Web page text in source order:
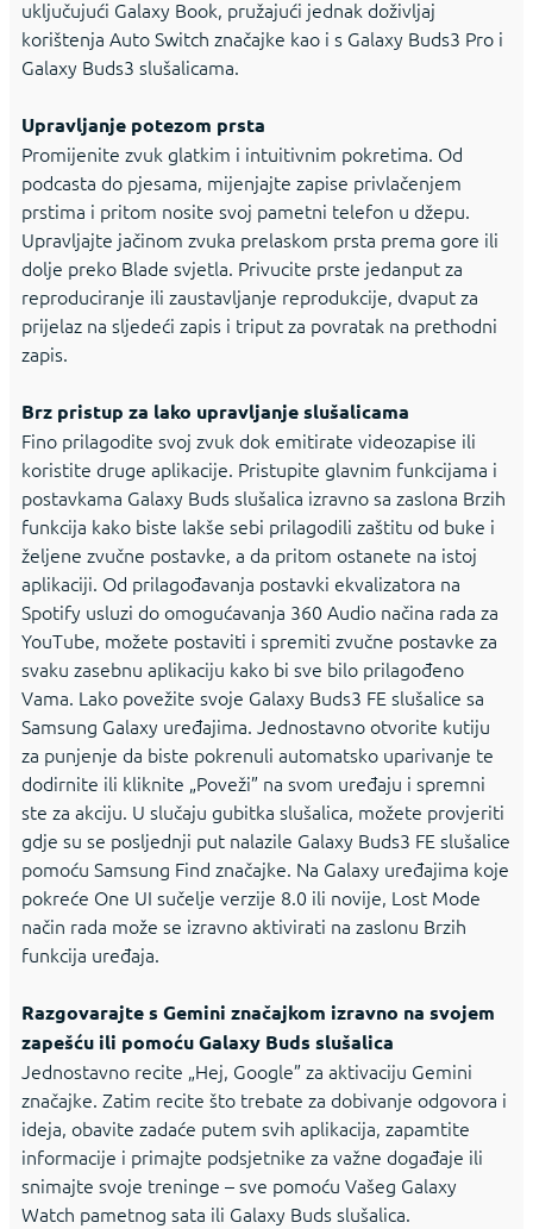
uključujući Galaxy Book, pružajući jednak doživljaj
korištenja Auto Switch značajke kao i s Galaxy Buds3 Pro i
Galaxy Buds3 slušalicama.
Upravljanje potezom prsta
Promijenite zvuk glatkim i intuitivnim pokretima. Od
podcasta do pjesama, mijenjajte zapise privlačenjem
prstima i pritom nosite svoj pametni telefon u džepu.
Upravljajte jačinom zvuka prelaskom prsta prema gore ili
dolje preko Blade svjetla. Privucite prste jedanput za
reproduciranje ili zaustavljanje reprodukcije, dvaput za
prijelaz na sljedeći zapis i triput za povratak na prethodni
zapis.
Brz pristup za lako upravljanje slušalicama
Fino prilagodite svoj zvuk dok emitirate videozapise ili
koristite druge aplikacije. Pristupite glavnim funkcijama i
postavkama Galaxy Buds slušalica izravno sa zaslona Brzih
funkcija kako biste lakše sebi prilagodili zaštitu od buke i
željene zvučne postavke, a da pritom ostanete na istoj
aplikaciji. Od prilagođavanja postavki ekvalizatora na
Spotify usluzi do omogućavanja 360 Audio načina rada za
YouTube, možete postaviti i spremiti zvučne postavke za
svaku zasebnu aplikaciju kako bi sve bilo prilagođeno
Vama. Lako povežite svoje Galaxy Buds3 FE slušalice sa
Samsung Galaxy uređajima. Jednostavno otvorite kutiju
za punjenje da biste pokrenuli automatsko uparivanje te
dodirnite ili kliknite „Poveži” na svom uređaju i spremni
ste za akciju. U slučaju gubitka slušalica, možete provjeriti
gdje su se posljednji put nalazile Galaxy Buds3 FE slušalice
pomoću Samsung Find značajke. Na Galaxy uređajima koje
pokreće One UI sučelje verzije 8.0 ili novije, Lost Mode
način rada može se izravno aktivirati na zaslonu Brzih
funkcija uređaja.
Razgovarajte s Gemini značajkom izravno na svojem
zapešću ili pomoću Galaxy Buds slušalica
Jednostavno recite „Hej, Google” za aktivaciju Gemini
značajke. Zatim recite što trebate za dobivanje odgovora i
ideja, obavite zadaće putem svih aplikacija, zapamtite
informacije i primajte podsjetnike za važne događaje ili
snimajte svoje treninge – sve pomoću Vašeg Galaxy
Watch pametnog sata ili Galaxy Buds slušalica.